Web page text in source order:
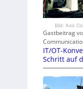
Bild: Axis
Gastbeitrag
IT/OT-
Schritt auf